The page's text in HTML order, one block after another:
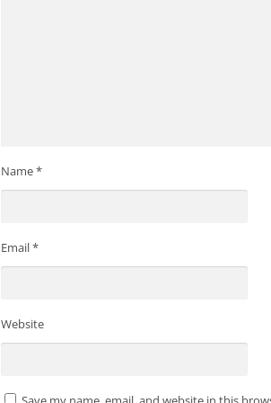
Name*
Email*
Website